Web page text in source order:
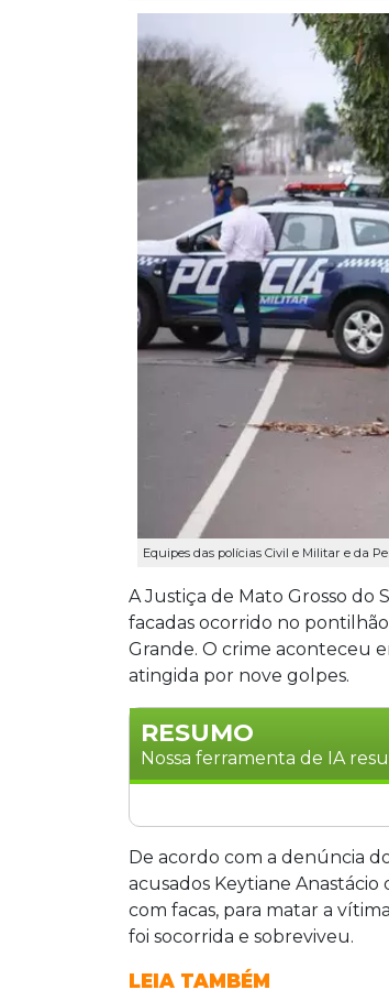
Equipes das polícias Civil e Militar e da
A Justiça de Mato Grosso
facadas ocorrido no
Grande. O crime aconteceu
atingida por nove golpes.
RESUMO
Nossa ferramenta de IA
Washington Gouvea de
regime fechado por
em 15 de junho de 2025,
da Avenida Salgado Filho.
Keytiane Anastácio dos
De acordo com a denúncia
acusados Keytiane
com facas, para matar a
foi socorrida e sobreviveu.
LEIA TAMBÉM